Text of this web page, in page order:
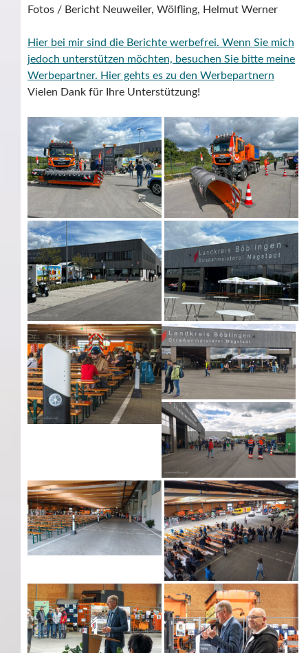
Fotos / Bericht Neuweiler, Wölfling, Helmut Werner
Hier bei mir sind die Berichte werbefrei. Wenn Sie mich
jedoch unterstützen möchten, besuchen Sie bitte meine
Werbepartner. Hier gehts es zu den Werbepartnern
Vielen Dank für Ihre Unterstützung!